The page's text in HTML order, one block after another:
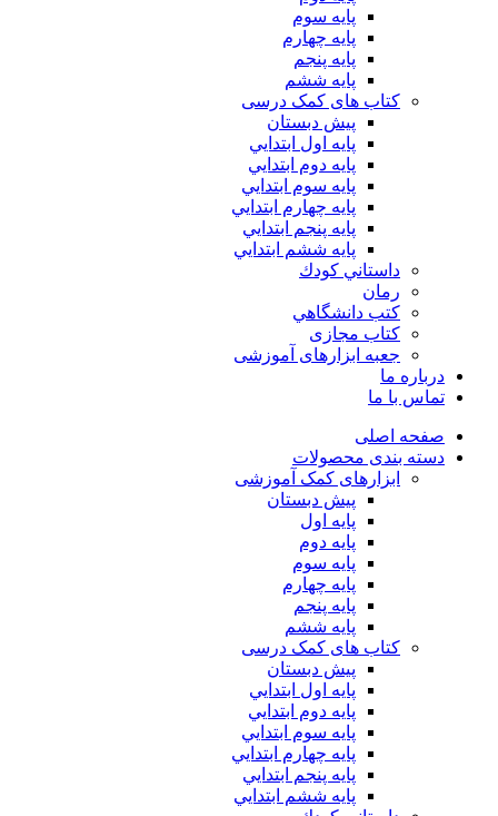
پایه سوم
پایه چهارم
پايه پنجم
پایه ششم
کتاب های کمک درسی
پیش دبستان
پايه اول ابتدايي
پايه دوم ابتدايي
پايه سوم ابتدايي
پايه چهارم ابتدايي
پايه پنجم ابتدايي
پايه ششم ابتدايي
داستاني كودك
رمان
كتب دانشگاهي
کتاب مجازی
جعبه ابزارهای آموزشی
درباره ما
تماس با ما
صفحه اصلی
دسته بندی محصولات
ابزارهای کمک آموزشی
پیش دبستان
پایه اول
پایه دوم
پایه سوم
پایه چهارم
پايه پنجم
پایه ششم
کتاب های کمک درسی
پیش دبستان
پايه اول ابتدايي
پايه دوم ابتدايي
پايه سوم ابتدايي
پايه چهارم ابتدايي
پايه پنجم ابتدايي
پايه ششم ابتدايي